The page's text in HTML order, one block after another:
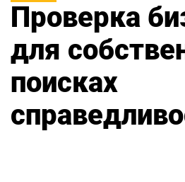
Проверка
для
поисках